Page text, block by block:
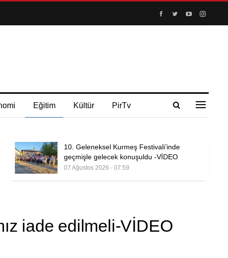
Eğitim Kültür PirTv
10. Geleneksel Kurmeş Festivali’inde
geçmişle gelecek konuşuldu -VİDEO
07 Ağustos 2026 - 07:59
iade edilmeli-VİDEO